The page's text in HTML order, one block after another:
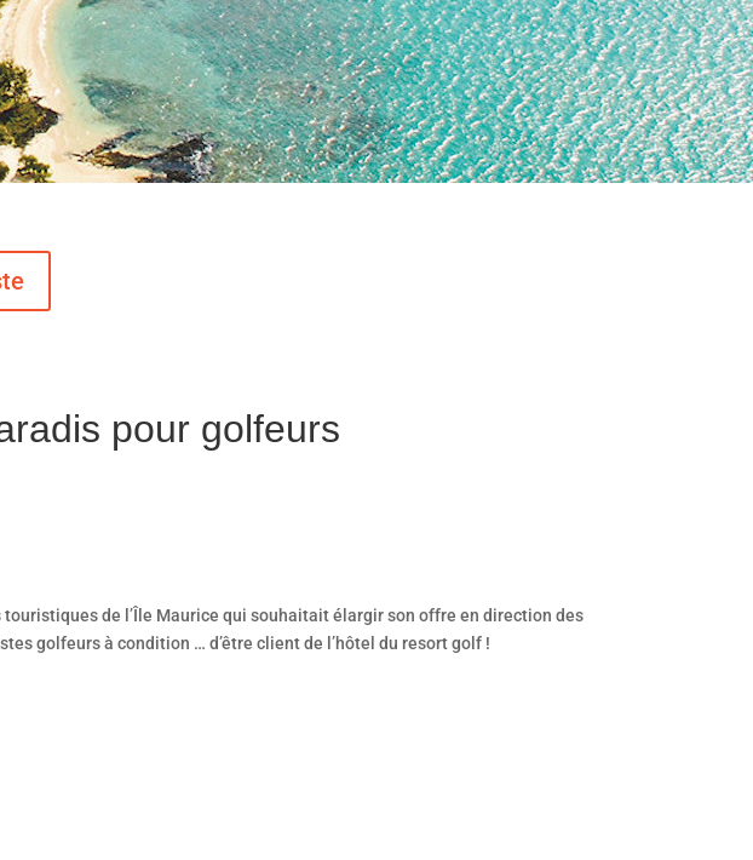
pour golfeurs
touristiques de l’Île Maurice qui souhaitait élargir son offre en direction des
golfeurs à condition … d’être client de l’hôtel du resort golf !